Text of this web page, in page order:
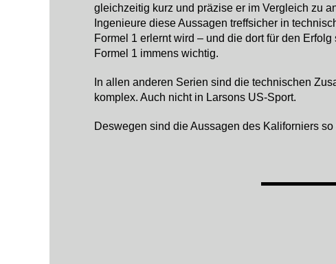
gleichzeitig kurz und präzise er im Vergleich zu
Ingenieure diese Aussagen treffsicher in
Formel 1 erlernt wird – und die dort für den
Formel 1 immens wichtig.
In allen anderen Serien sind die technischen
komplex. Auch nicht in Larsons US-Sport.
Deswegen sind die Aussagen des Kaliforniers